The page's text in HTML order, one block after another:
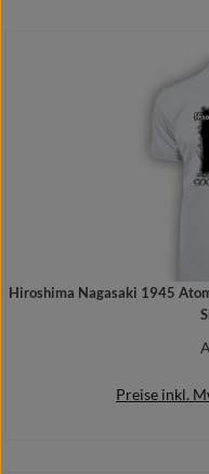
Hiroshima Nagasaki 1945
Preise inkl.